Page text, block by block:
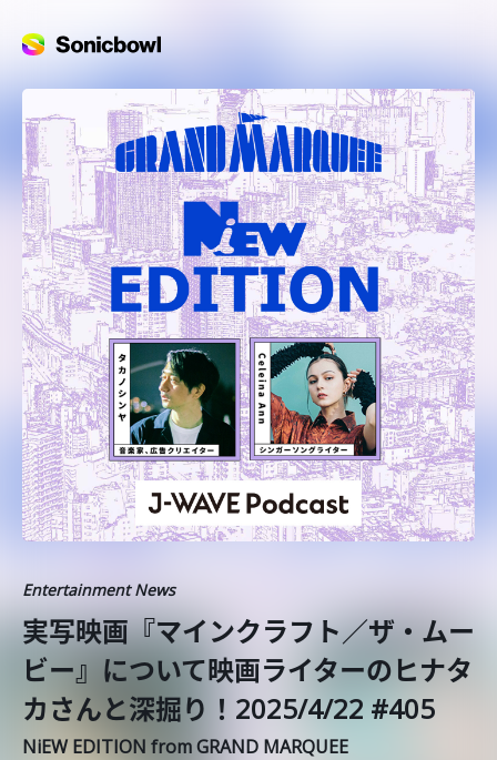
Entertainment News
️実写映画『マインクラフト／ザ・ムー
ビー』について映画ライターのヒナタ
カさんと深掘り！2025/4/22 #405
NiEW EDITION from GRAND MARQUEE